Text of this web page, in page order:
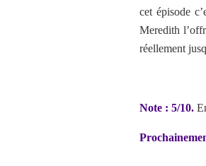
cet épisode
Meredith
réellement
Note : 5/10.